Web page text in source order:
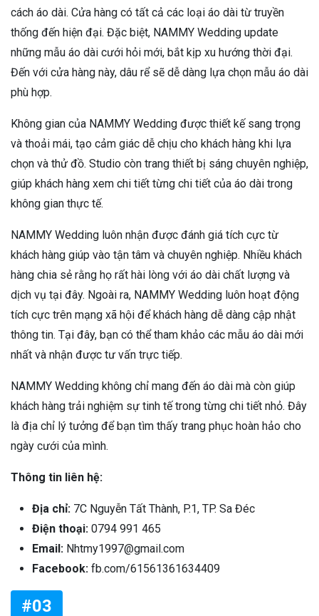
cách áo dài. Cửa hàng có tất cả các loại áo dài từ truyền
thống đến hiện đại. Đặc biệt, NAMMY Wedding update
những mẫu áo dài cưới hỏi mới, bắt kịp xu hướng thời đại.
Đến với cửa hàng này, dâu rể sẽ dễ dàng lựa chọn mẫu áo dài
phù hợp.
Không gian của NAMMY Wedding được thiết kế sang trọng
và thoải mái, tạo cảm giác dễ chịu cho khách hàng khi lựa
chọn và thử đồ. Studio còn trang thiết bị sáng chuyên nghiệp,
giúp khách hàng xem chi tiết từng chi tiết của áo dài trong
không gian thực tế.
NAMMY Wedding luôn nhận được đánh giá tích cực từ
khách hàng giúp vào tận tâm và chuyên nghiệp. Nhiều khách
hàng chia sẻ rằng họ rất hài lòng với áo dài chất lượng và
dịch vụ tại đây. Ngoài ra, NAMMY Wedding luôn hoạt động
tích cực trên mạng xã hội để khách hàng dễ dàng cập nhật
thông tin. Tại đây, bạn có thể tham khảo các mẫu áo dài mới
nhất và nhận được tư vấn trực tiếp.
NAMMY Wedding không chỉ mang đến áo dài mà còn giúp
khách hàng trải nghiệm sự tinh tế trong từng chi tiết nhỏ. Đây
là địa chỉ lý tưởng để bạn tìm thấy trang phục hoàn hảo cho
ngày cưới của mình.
Thông tin liên hệ:
Địa chỉ: 7C Nguyễn Tất Thành, P.1, TP. Sa Đéc
Điện thoại: 0794 991 465
Email: Nhtmy1997@gmail.com
Facebook: fb.com/61561361634409
#03